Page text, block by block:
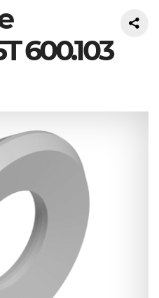
600.103